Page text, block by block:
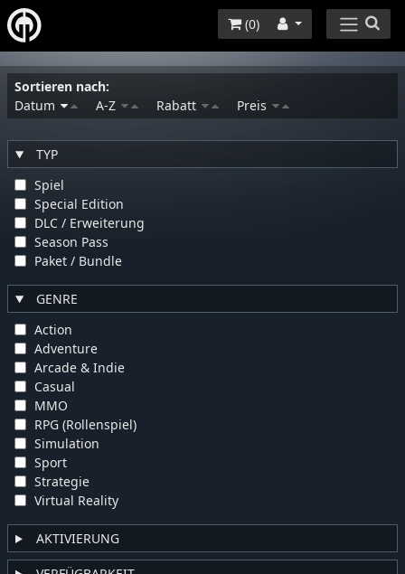
(0)
Sortieren nach:
Datum
A-Z Rabatt Preis
TYP
Spiel
Special Edition
DLC / Erweiterung
Season Pass
Paket / Bundle
GENRE
Action
Adventure
Arcade & Indie
Casual
MMO
RPG (Rollenspiel)
Simulation
Sport
Strategie
Virtual Reality
AKTIVIERUNG